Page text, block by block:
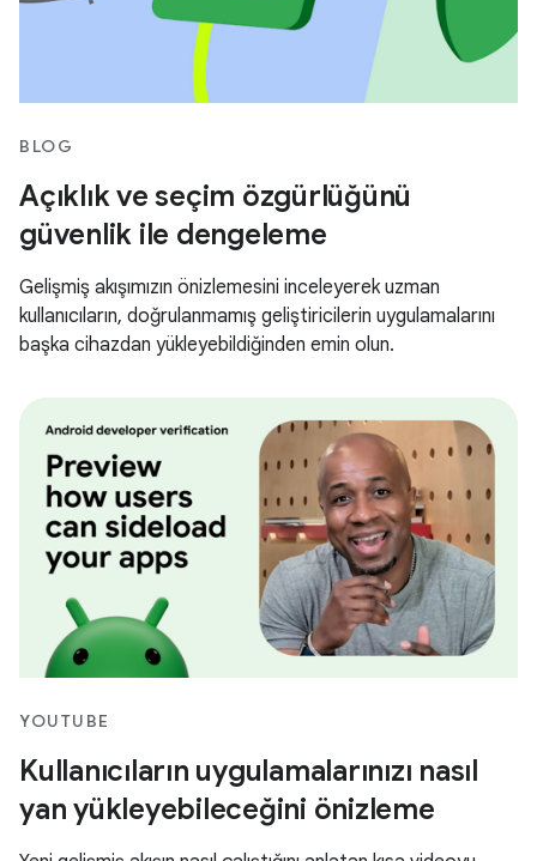
BLOG
Açıklık ve seçim özgürlüğünü
güvenlik ile dengeleme
Gelişmiş akışımızın önizlemesini inceleyerek uzman
kullanıcıların, doğrulanmamış geliştiricilerin uygulamalarını
başka cihazdan yükleyebildiğinden emin olun.
YOUTUBE
Kullanıcıların uygulamalarınızı nasıl
yan yükleyebileceğini önizleme